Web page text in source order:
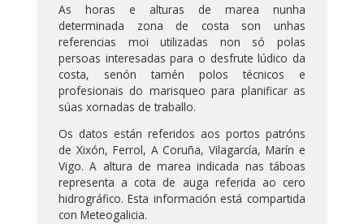
As horas e alturas de marea nunha
determinada zona de costa son unhas
referencias moi utilizadas non só polas
persoas interesadas para o desfrute lúdico da
costa, senón tamén polos técnicos e
profesionais do marisqueo para planificar as
súas xornadas de traballo.
Os datos están referidos aos portos patróns
de Xixón, Ferrol, A Coruña, Vilagarcía, Marín e
Vigo. A altura de marea indicada nas táboas
representa a cota de auga referida ao cero
hidrográfico. Esta información está compartida
con Meteogalicia.